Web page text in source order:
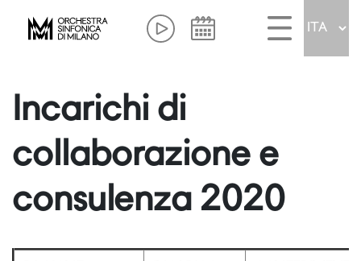
Incarichi di
collaborazione e
consulenza 2020